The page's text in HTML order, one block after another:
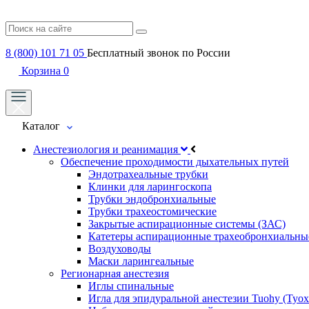
8 (800) 101 71 05 Бесплатный звонок по России
Корзина 0
Каталог
Анестезиология и реанимация
Обеспечение проходимости дыхательных путей
Эндотрахеальные трубки
Клинки для ларингоскопа
Трубки эндобронхиальные
Трубки трахеостомические
Закрытые аспирационные системы (ЗАС)
Катетеры аспирационные
Воздуховоды
Маски ларингеальные
Регионарная анестезия
Иглы спинальные
Игла для эпидуральной анестезии Tuohy